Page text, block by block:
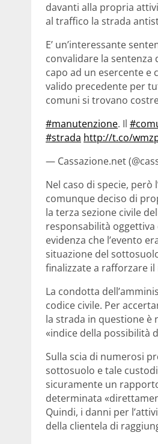
davanti alla propria
al traffico la strada
E’ un’interessante
convalidare la
capo ad un esercente e
valido precedente per
comuni si trovano
#manutenzione. Il
#strada http://t.co/
— Cassazione.net
Nel caso di specie, però
comunque deciso di
la terza sezione civile
responsabilità oggettiva
evidenza che l’evento
situazione del
finalizzate a rafforzare
La condotta
codice civile. Per
la strada in questione è
«indice della possibilità
Sulla scia di numerosi
sottosuolo e tale
sicuramente un
determinata
Quindi, i danni per
della clientela di